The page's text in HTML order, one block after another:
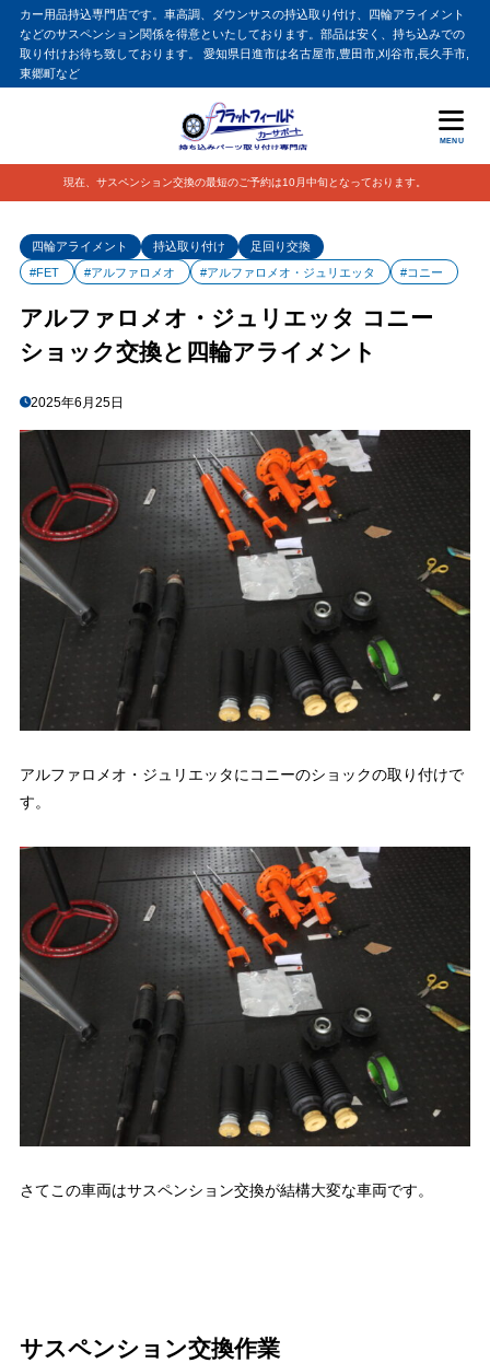
カー用品持込専門店です。車高調、ダウンサスの持込取り付け、四輪アライメント
などのサスペンション関係を得意といたしております。部品は安く、持ち込みでの
取り付けお待ち致しております。 愛知県日進市は名古屋市,豊田市,刈谷市,長久手市,
東郷町など
MENU
現在、サスペンション交換の最短のご予約は10月中旬となっております。
四輪アライメント 持込取り付け
足回り交換
#FET
#アルファロメオ #アルファロメオ・ジュリエッタ #コニー
アルファロメオ・ジュリエッタ コニー
ショック交換と四輪アライメント
2025年6月25日
アルファロメオ・ジュリエッタにコニーのショックの取り付けで
す。
さてこの車両はサスペンション交換が結構大変な車両です。
サスペンション交換作業